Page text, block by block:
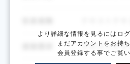
より詳細な情報を見るにはロ
まだアカウントをお持
会員登録する事でご覧い